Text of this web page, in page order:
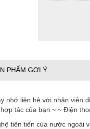
PHẨM GỢI Ý
nhớ liên hệ với nhân viên
tác của bạn ~ ~ Điện
tiên tiến của nước ngoài